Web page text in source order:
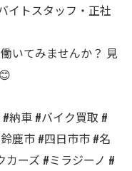
イトスタッフ・正社
いてみませんか？ 見
納車 #バイク買取 #
鹿市 #四日市市 #名
カーズ #ミラジーノ #